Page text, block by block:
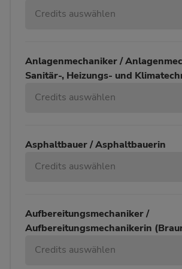
Credits auswählen
Anlagenmechaniker /
Sanitär-, Heizungs- und
Credits auswählen
Asphaltbauer / Asphaltbauerin
Credits auswählen
Aufbereitungsmechaniker /
Aufbereitungsmechanikerin
Credits auswählen